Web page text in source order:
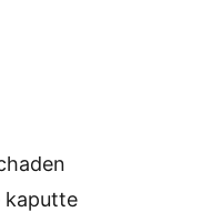
kaputte